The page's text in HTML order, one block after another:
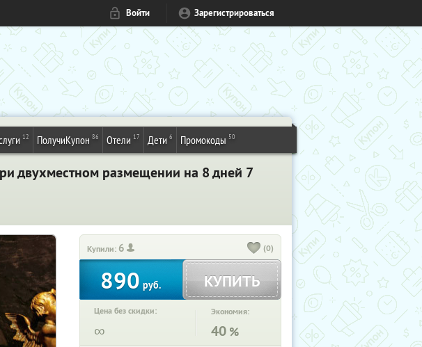
Войти Зарегистрироваться
12 ПолучиКупон 86 Отели 17 Дети 6 Промокоды 50
двухместном размещении на 8 дней 7
Купили: 6 (0)
890 руб. КУПИТЬ
Цена без скидки:
∞
Экономия:
40 %